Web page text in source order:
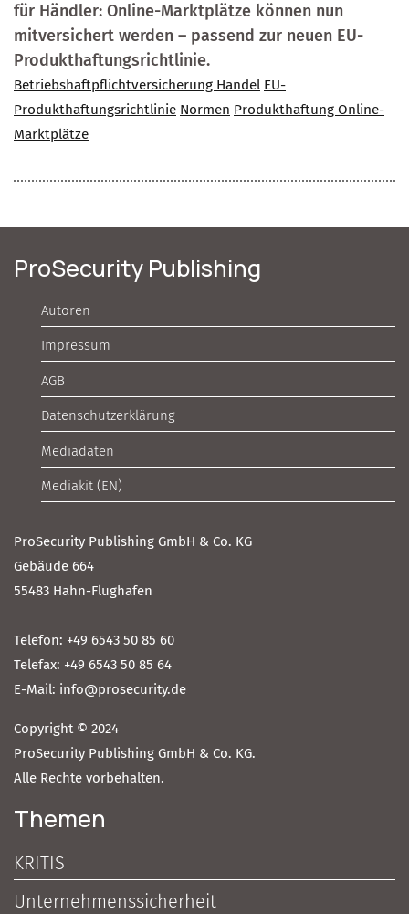
für Händler: Online-Marktplätze können nun
mitversichert werden – passend zur neuen EU-
Produkthaftungsrichtlinie.
Betriebshaftpflichtversicherung Handel EU-
Produkthaftungsrichtlinie Normen Produkthaftung Online-
Marktplätze
ProSecurity Publishing
Autoren
Impressum
AGB
Datenschutzerklärung
Mediadaten
Mediakit (EN)
ProSecurity Publishing GmbH & Co. KG
Gebäude 664
55483 Hahn-Flughafen
Telefon: +49 6543 50 85 60
Telefax: +49 6543 50 85 64
E-Mail: info@prosecurity.de
Copyright © 2024
ProSecurity Publishing GmbH & Co. KG.
Alle Rechte vorbehalten.
Themen
KRITIS
Unternehmenssicherheit